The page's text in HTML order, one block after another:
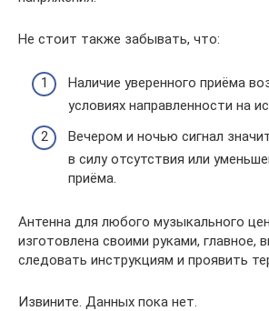
Не стоит также забывать, что:
Наличие уверенного приёма
условиях направленности на
Вечером и ночью сигнал
в силу отсутствия или
приёма.
Антенна для любого музыкального
изготовлена своими руками, главное,
следовать инструкциям и проявить
Извините. Данных пока нет.